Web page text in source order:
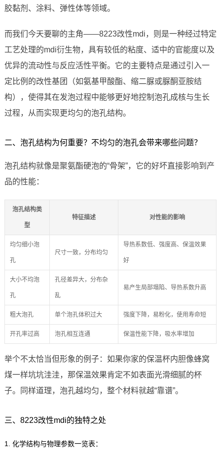
胶黏剂、涂料、弹性体等领域。
而我们今天要聊的主角——8223改性mdi，则是一种经过特定
工艺处理的mdi衍生物，具有较低的粘度、适中的官能度以及
优异的流动性与反应活性平衡。它的主要特点是通过引入一
定比例的改性基团（如氨基甲酸酯、缩二脲或脲酮亚胺结
构），使得其在发泡过程中能够更好地控制泡孔成核与生长
过程，从而实现更均匀的泡孔结构。
二、泡孔结构为何重要？不均匀的泡孔会带来哪些问题？
泡孔结构就像是聚氨酯硬泡的“骨架”，它的好坏直接影响到产
品的性能：
泡孔结构类
型
特征描述 对性能的影响
均匀细小泡
孔
尺寸一致，分布均匀
导热系数低、强度高、保温效果
好
大小不均泡
孔
孔径差异大，分布杂
乱
易产生局部塌陷、导热系数升高
粗大泡孔 单个泡孔体积过大 强度下降，易粉化，使用寿命短
开孔率过高 泡孔相互连通 保温性能下降，吸水率增加
举个不太恰当但形象的例子：如果你家的保温杯内胆像蜂窝
煤一样坑坑洼洼，那保温效果肯定不如表面光滑细腻的杯
子。同样道理，泡孔越均匀，整个材料就越“靠谱”。
三、8223改性mdi的独特之处
1. 化学结构与物理参数一览表：